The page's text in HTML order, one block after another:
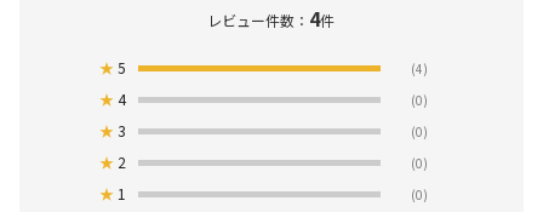
レビュー件数： 4件
★5 (4)
★4 (0)
★3 (0)
★ 2 (0)
★ 1 (0)